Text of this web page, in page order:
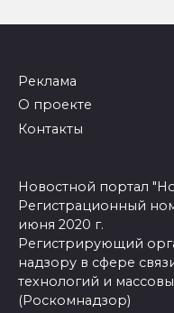
Реклама
О проекте
Контакты
Новостной портал
Регистрационный
июня 2020 г.
Регистрирующий
надзору в сфере
технологий и
(Роскомнадзор)